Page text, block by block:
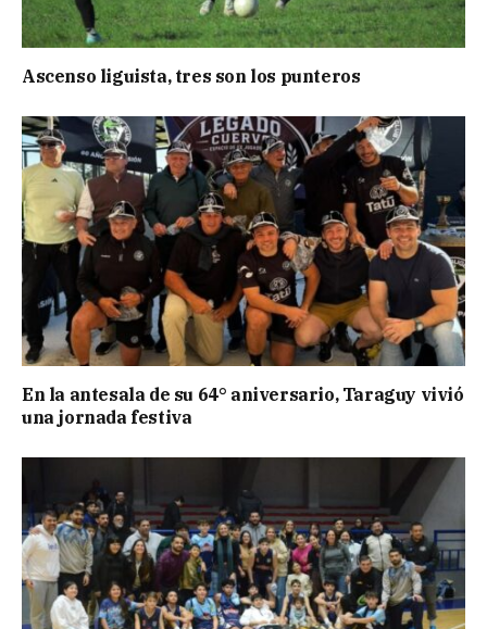
Ascenso liguista, tres son los punteros
En la antesala de su 64° aniversario, Taraguy vivió
una jornada festiva